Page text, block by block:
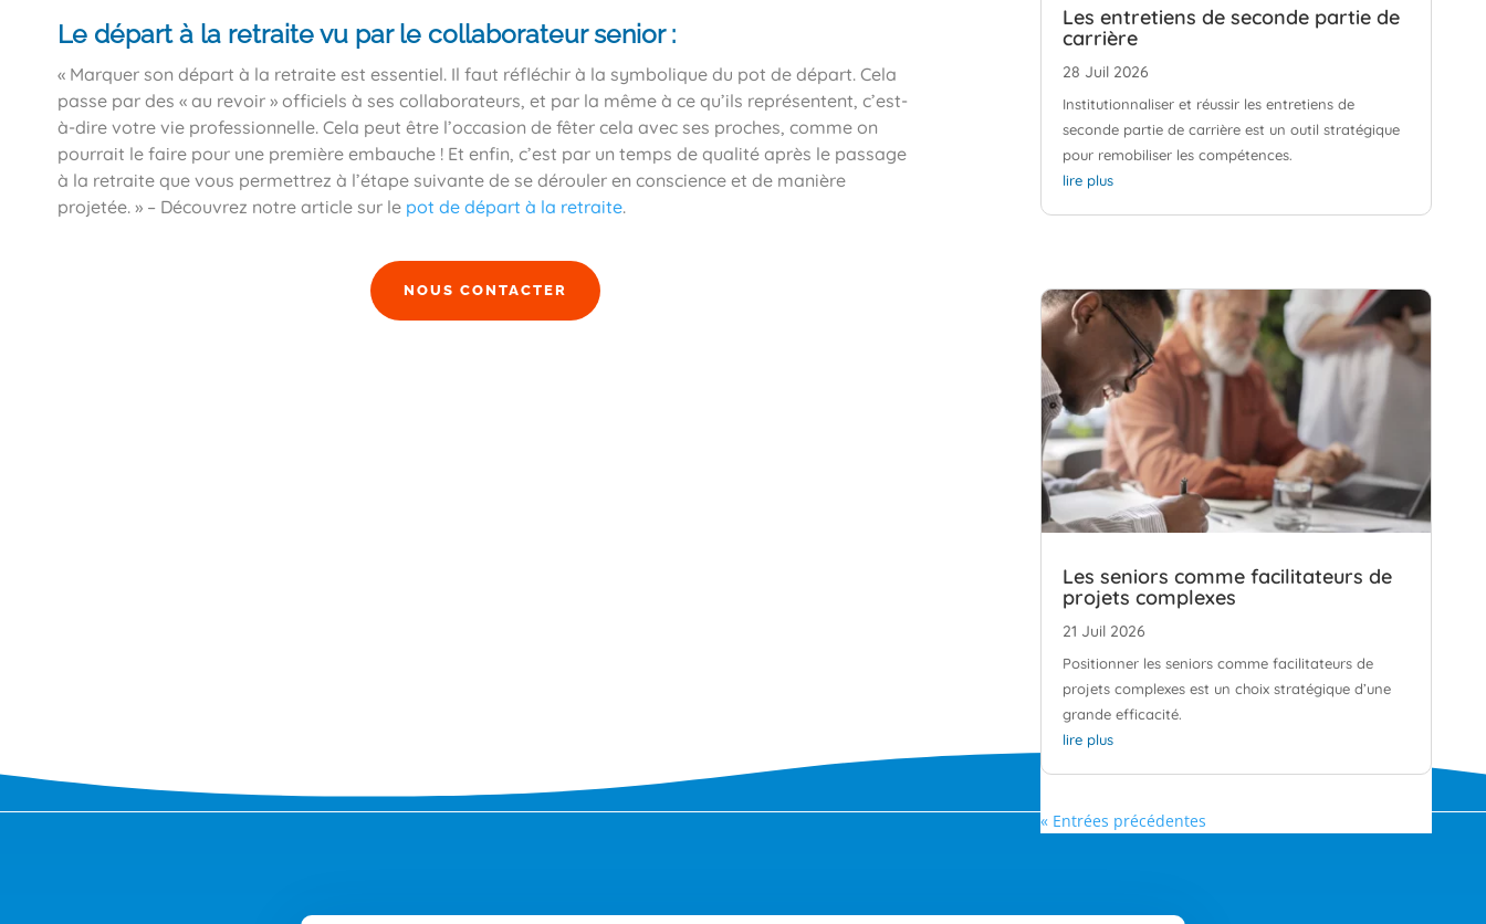
Le départ à la retraite vu par le collaborateur senior :
« Marquer son départ à la retraite est essentiel. Il faut réfléchir à la symbolique du pot de départ. Cela
passe par des « au revoir » officiels à ses collaborateurs, et par la même à ce qu’ils représentent, c’est-
à-dire votre vie professionnelle. Cela peut être l’occasion de fêter cela avec ses proches, comme on
pourrait le faire pour une première embauche ! Et enfin, c’est par un temps de qualité après le passage
à la retraite que vous permettrez à l’étape suivante de se dérouler en conscience et de manière
projetée. » – Découvrez notre article sur le pot de départ à la retraite.
NOUS CONTACTER
Les entretiens de seconde partie de
carrière
28 Juil 2026
Institutionnaliser et réussir les entretiens de
seconde partie de carrière est un outil stratégique
pour remobiliser les compétences.
lire plus
Les seniors comme facilitateurs de
projets complexes
21 Juil 2026
Positionner les seniors comme facilitateurs de
projets complexes est un choix stratégique d’une
grande efficacité.
lire plus
« Entrées précédentes